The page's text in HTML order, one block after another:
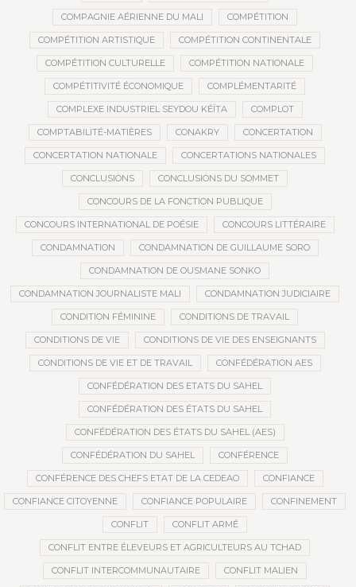
COMPAGNIE AÉRIENNE DU MALI COMPÉTITION
COMPÉTITION ARTISTIQUE COMPÉTITION CONTINENTALE
COMPÉTITION CULTURELLE COMPÉTITION NATIONALE
COMPÉTITIVITÉ ÉCONOMIQUE COMPLÉMENTARITÉ
COMPLEXE INDUSTRIEL SEYDOU KÉÏTA COMPLOT
COMPTABILITÉ-MATIÈRES CONAKRY CONCERTATION
CONCERTATION NATIONALE CONCERTATIONS NATIONALES
CONCLUSIONS CONCLUSIONS DU SOMMET
CONCOURS DE LA FONCTION PUBLIQUE
CONCOURS INTERNATIONAL DE POÉSIE CONCOURS LITTÉRAIRE
CONDAMNATION CONDAMNATION DE GUILLAUME SORO
CONDAMNATION DE OUSMANE SONKO
CONDAMNATION JOURNALISTE MALI CONDAMNATION JUDICIAIRE
CONDITION FÉMININE CONDITIONS DE TRAVAIL
CONDITIONS DE VIE CONDITIONS DE VIE DES ENSEIGNANTS
CONDITIONS DE VIE ET DE TRAVAIL CONFÉDÉRATION AES
CONFÉDÉRATION DES ETATS DU SAHEL
CONFÉDÉRATION DES ÉTATS DU SAHEL
CONFÉDÉRATION DES ÉTATS DU SAHEL (AES)
CONFÉDÉRATION DU SAHEL CONFÉRENCE
CONFÉRENCE DES CHEFS ETAT DE LA CEDEAO CONFIANCE
CONFIANCE CITOYENNE CONFIANCE POPULAIRE CONFINEMENT
CONFLIT CONFLIT ARMÉ
CONFLIT ENTRE ÉLEVEURS ET AGRICULTEURS AU TCHAD
CONFLIT INTERCOMMUNAUTAIRE CONFLIT MALIEN